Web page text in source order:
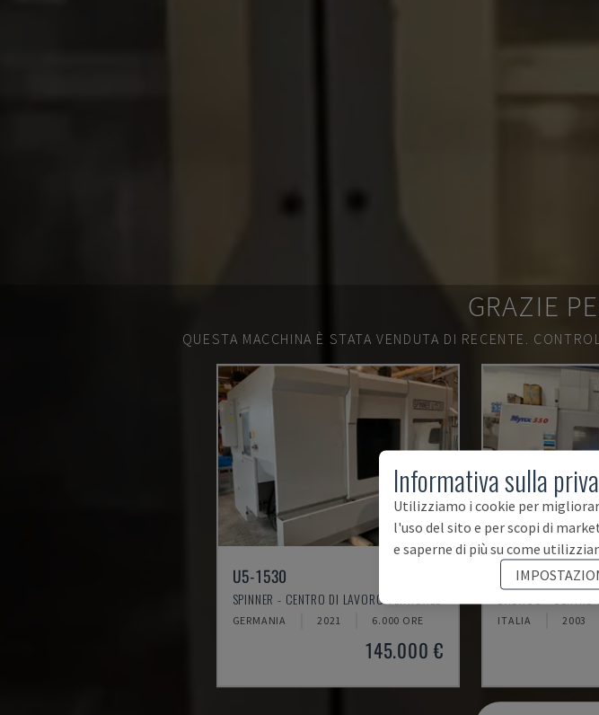
GRAZIE
QUESTA MACCHINA È STATA VENDUTA DI RECENTE.
U5-1530
SPINNER - CENTRO DI LAVORO VERTICALE
GERMANIA 2021 6.000 ORE
145.000 €
MYNX 550
ITALIA 2003
Informativa sulla
Utilizziamo i cookie per
l'uso del sito e per scopi di
e saperne di più su come